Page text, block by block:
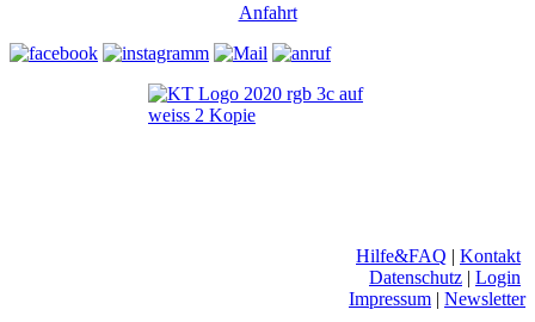
Anfahrt
Hilfe&FAQ | Kontakt
Datenschutz | Login
Impressum | Newsletter